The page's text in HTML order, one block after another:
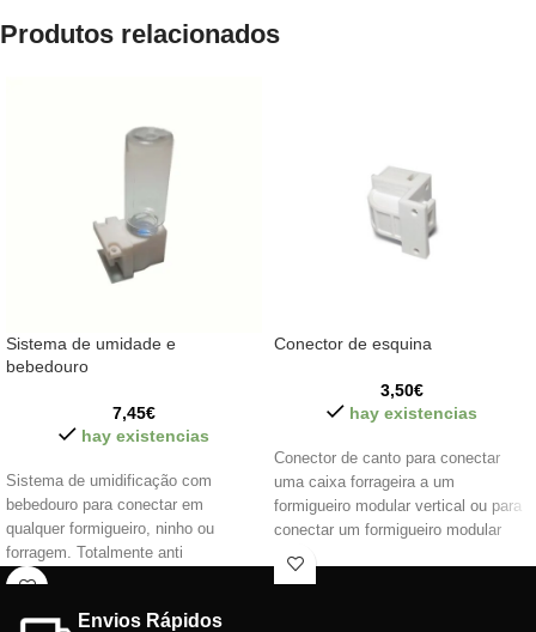
Produtos relacionados
Sistema de umidade e
bebedouro
7,45€
hay existencias
Sistema de umidificação com
bebedouro para conectar em
qualquer formigueiro, ninho ou
forragem. Totalmente anti
vazamento. Ele permite que você
Conector de esquina
3,50€
hay existencias
Conector de canto para conectar
uma caixa forrageira a um
formigueiro modular vertical ou para
conectar um formigueiro modular
horizontal
Envios Rápidos